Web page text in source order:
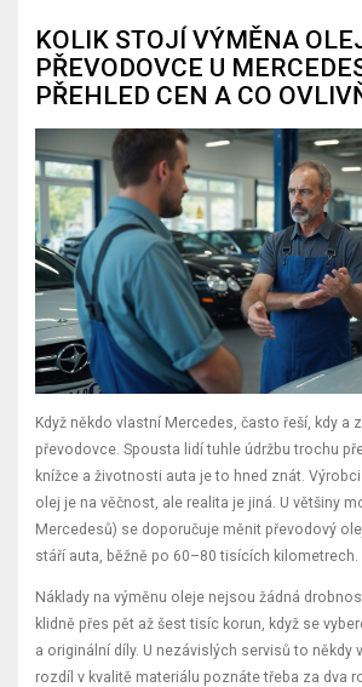
KOLIK STOJÍ VÝMĚNA
PŘEVODOVCE U
PŘEHLED CEN A CO
Když někdo vlastní Mercedes, často řeší, kdy a
převodovce. Spousta lidí tuhle údržbu trochu
knížce a životnosti auta je to hned znát.
olej je na věčnost, ale realita je jiná. U většiny
Mercedesů) se doporučuje měnit převodový
stáří auta, běžně po 60–80 tisících kilometrech.
Náklady na výměnu oleje nejsou žádná
klidně přes pět až šest tisíc korun, když se
a originální díly. U nezávislých servisů to někdy
rozdíl v kvalitě materiálu poznáte třeba za dva